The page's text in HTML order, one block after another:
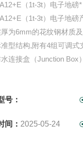
（1t-3t）电子地磅*
（1t-3t）电子地磅
为6mm的花纹钢材质
型结构,附有4组可调式
连接盒（Junction Box
仓库、车间、货场、集
号：
间： 2025-05-24